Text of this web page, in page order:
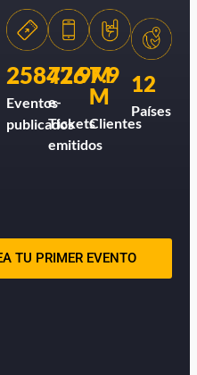
258426
Eventos
publicados
77.9M
e-
Tickets
emitidos
7.9
M
Clientes
12
Países
TU PRIMER EVENTO